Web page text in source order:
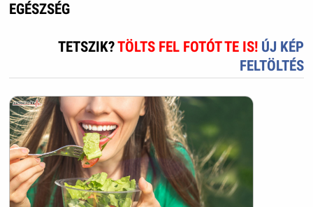
EGÉSZSÉG
TETSZIK?TÖLTS FEL FOTÓT TE IS! ÚJ KÉP
FELTÖLTÉS